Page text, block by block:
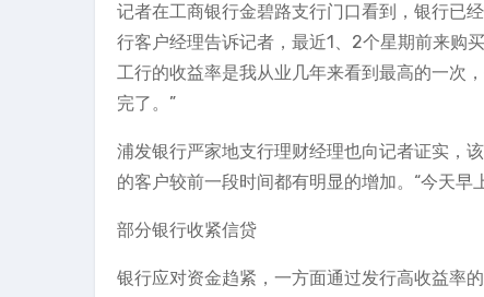
记者在工商银行金碧路支行门口看到，银行已
行客户经理告诉记者，最近1、2个星期前来购
工行的收益率是我从业几年来看到最高的一次
完了。”
浦发银行严家地支行理财经理也向记者证实，
的客户较前一段时间都有明显的增加。“今天
部分银行收紧信贷
银行应对资金趋紧，一方面通过发行高收益率